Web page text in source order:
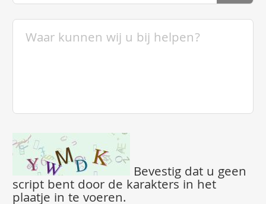
Bevestig dat u geen
script bent door de karakters in het
plaatje in te voeren.